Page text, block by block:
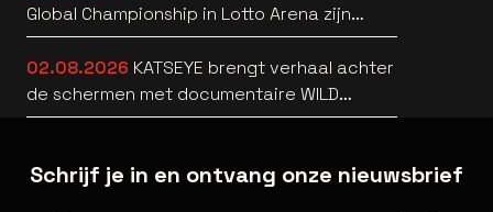
Global Championship in Lotto Arena zijn
bekend
02.08.2026 KATSEYE brengt verhaal achter
de schermen met documentaire WILD
HEARTS [trailer]
Schrijf je in en ontvang onze nieuwsbrief